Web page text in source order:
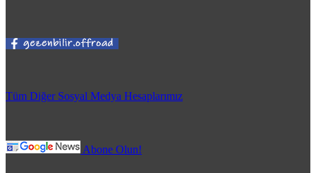
Tüm Diğer Sosyal Medya Hesaplarımız
Abone Olun!